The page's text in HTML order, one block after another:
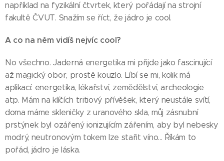
například na fyzikální čtvrtek, který pořádají na strojní
fakultě ČVUT. Snažím se říct, že jádro je cool.
A co na něm vidíš nejvíc cool?
No všechno. Jaderná energetika mi přijde jako fascinující
až magický obor, prostě kouzlo. Líbí se mi, kolik má
aplikací: energetika, lékařství, zemědělství, archeologie
atp. Mám na klíčích tritiový přívěšek, který neustále svítí,
doma máme skleničky z uranového skla, můj zásnubní
prstýnek byl ozářený ionizujícím zářením, aby byl nebesky
modrý, neutronovým tokem lze stařit víno… Říkám to
pořád, jádro je láska.